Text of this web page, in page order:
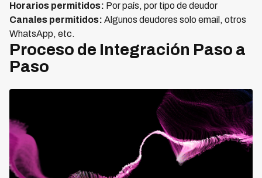
Horarios permitidos: Por país, por tipo de deudor
Canales permitidos: Algunos deudores solo email, otros
WhatsApp, etc.
Proceso de Integración Paso a
Paso